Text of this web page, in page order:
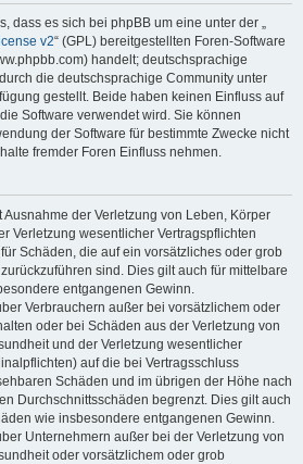
dass es sich bei phpBB um eine unter der „
v2“ (GPL) bereitgestellten Foren-Software
handelt; deutschsprachige
die deutschsprachige Community unter
gestellt. Beide haben keinen Einfluss auf
Software verwendet wird. Sie können
der Software für bestimmte Zwecke nicht
fremder Foren Einfluss nehmen.
Ausnahme der Verletzung von Leben, Körper
Verletzung wesentlicher Vertragspflichten
Schäden, die auf ein vorsätzliches oder grob
sind. Dies gilt auch für mittelbare
entgangenen Gewinn.
Verbrauchern außer bei vorsätzlichem oder
oder bei Schäden aus der Verletzung von
und der Verletzung wesentlicher
auf die bei Vertragsschluss
Schäden und im übrigen der Höhe nach
Durchschnittsschäden begrenzt. Dies gilt auch
wie insbesondere entgangenen Gewinn.
Unternehmern außer bei der Verletzung von
oder vorsätzlichem oder grob